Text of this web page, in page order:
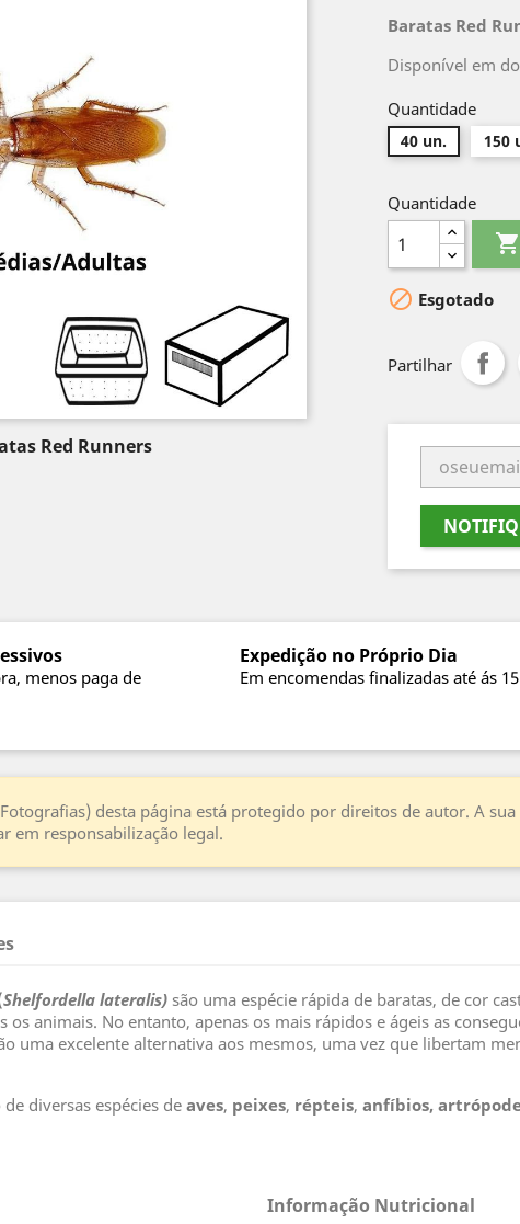
Red Runners
Baratas Red
Disponível em
Quantidade
40 un. 150
Quantidade

 Esgotado
Partilhar
menos paga de
Expedição no Próprio Dia
Em encomendas finalizadas até ás
desta página está protegido por direitos de autor. A
em responsabilização legal.
Shelfordella lateralis) são uma espécie rápida de baratas, de cor
os animais. No entanto, apenas os mais rápidos e ágeis as
uma excelente alternativa aos mesmos, uma vez que libertam
diversas espécies de aves, peixes, répteis, anfíbios,
Informação Nutricional